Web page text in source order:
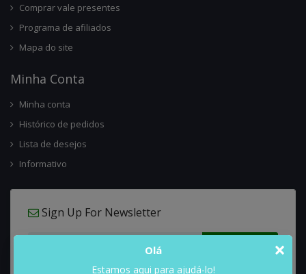
Comprar vale presentes
Programa de afiliados
Mapa do site
Minha Conta
Minha conta
Histórico de pedidos
Lista de desejos
Informativo
Sign Up For Newsletter
×
Olá
Estamos aqui para ajudá-lo!